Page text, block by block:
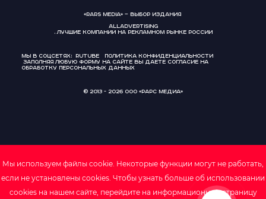
Мы используем файлы cookie. Некоторые функции могут не работать,
если не установлены cookies. Чтобы узнать больше об использовании
cookies на нашем сайте, перейдите на информационную страницу
© 2013 - 2026 ООО «РАРС Медиа»
«RARS Media» — выбор издания
AllAdvertising
. Лучшие компании на рекламном рынке России
Мы в соцсетях: Rutube
Политика конфиденциальности
Заполняя любую форму на сайте вы даете согласие на
обработку персональных данных